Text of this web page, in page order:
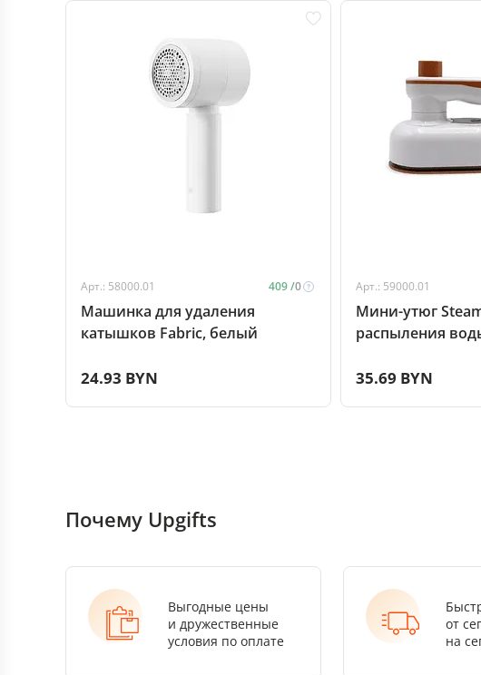
Арт.: 58000.01 409 /0
Машинка для удаления
катышков Fabric, белый
24.93 BYN
Арт.: 59000.01
Мини-утюг
распыления
35.69 BYN
Почему Upgifts
Выгодные цены
и дружественные
условия по оплате
от
на